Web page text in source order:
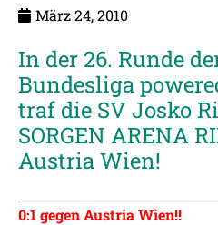
März 24, 2010
In der 26. Runde
Bundesliga
traf die SV Josko
SORGEN ARENA
Austria Wien!
0:1 gegen Austria Wien!!